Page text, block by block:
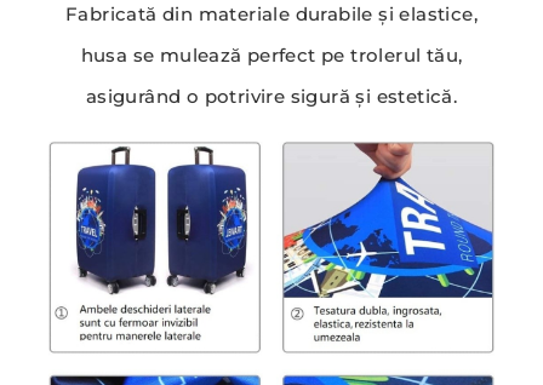
Fabricată din materiale durabile și elastice,
husa se mulează perfect pe trolerul tău,
asigurând o potrivire sigură și estetică.